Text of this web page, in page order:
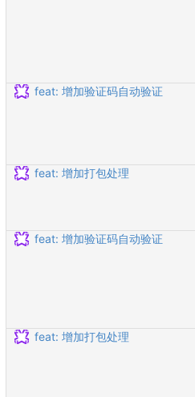
feat: 增加验证码自动验证
feat: 增加打包处理
feat: 增加验证码自动验证
feat: 增加打包处理